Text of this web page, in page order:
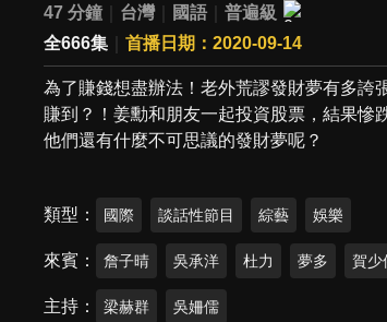
47 分鐘
台灣 國語
普遍級
全666集
首播日期：2020-09-14
為了賺錢想盡辦法！老外荒謬發財夢有多誇
賺到？！姜勳和朋友一起投資股票，結果慘
他們還有什麼不可思議的發財夢呢？
類型 國際 談話性節目 綜藝 娛樂
來賓 詹子晴 吳承洋 杜力 夢多 賀少
主持 梁赫群 吳姍儒